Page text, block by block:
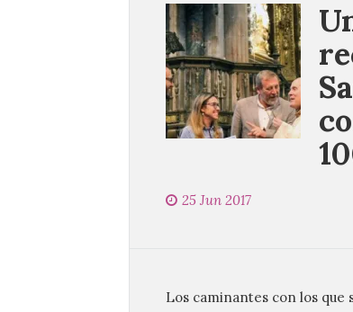
25 Jun 2017
Los caminantes con los